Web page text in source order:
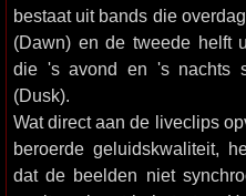
bestaat uit bands die
(Dawn) en de tweede helft
die 's avond en 's nachts
(Dusk).
Wat direct aan de liveclips
beroerde geluidskwaliteit,
dat de beelden niet